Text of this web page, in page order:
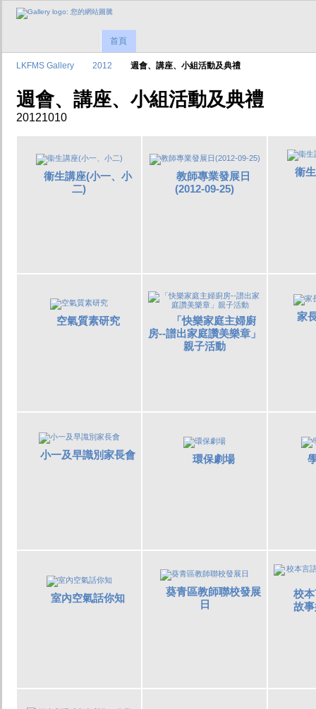
首頁
LKFMS Gallery 2012 週會、講座、小組活動及典禮
週會、講座、小組活動及典禮
20121010
衞生講座(小一、小
二)
教師專業發展日
(2012-09-25)
衞
空氣質素研究
「快樂家庭主婦廚
房--譜出家庭讚美樂章」
親子活動
家
小一及早識別家長會 環保劇場
室內空氣話你知
葵青區教師聯校發展
日
校
故